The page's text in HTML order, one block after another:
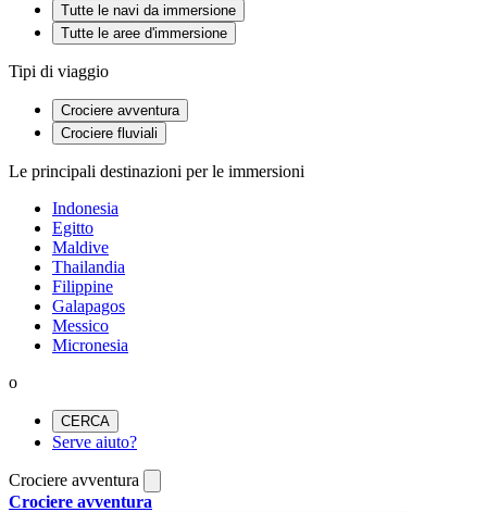
Tutte le navi da immersione
Tutte le aree d'immersione
Tipi di viaggio
Crociere avventura
Crociere fluviali
Le principali destinazioni per le immersioni
Indonesia
Egitto
Maldive
Thailandia
Filippine
Galapagos
Messico
Micronesia
o
CERCA
Serve aiuto?
Crociere avventura
Crociere avventura